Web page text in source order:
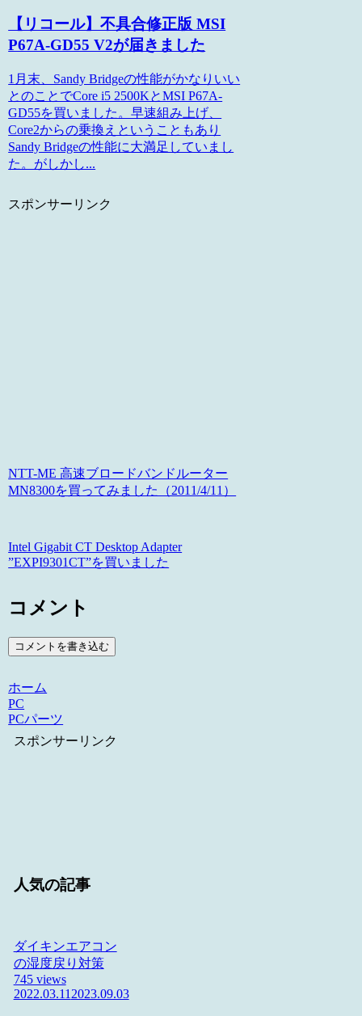
【リコール】不具合修正版 MSI
P67A-GD55 V2が届きました
1月末、Sandy Bridgeの性能がかなりいい
とのことでCore i5 2500KとMSI P67A-
GD55を買いました。早速組み上げ、
Core2からの乗換えということもあり
Sandy Bridgeの性能に大満足していまし
た。がしかし...
スポンサーリンク
NTT-ME 高速ブロードバンドルーター
MN8300を買ってみました（2011/4/11）
Intel Gigabit CT Desktop Adapter
”EXPI9301CT”を買いました
コメント
コメントを書き込む
ホーム
PC
PCパーツ
スポンサーリンク
人気の記事
ダイキンエアコン
の湿度戻り対策
745 views
2022.03.11 2023.09.03